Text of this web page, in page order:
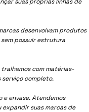
desenvolvam produtos
possuir estrutura
com matérias-
serviço completo.
envase. Atendemos
suas marcas de